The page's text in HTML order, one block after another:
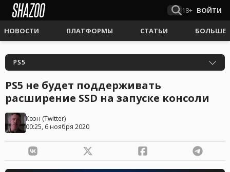
18+ ВОЙТИ
НОВОСТИ ПЛАТФОРМЫ СТАТЬИ БОЛЬШЕ
PS5
PS5 не будет поддерживать
расширение SSD на запуске консоли
Коэн (Twitter)
00:25, 6 ноября 2020